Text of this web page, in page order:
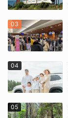
03
04
05